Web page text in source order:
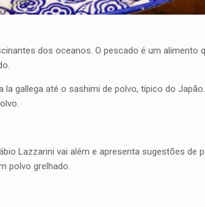
dos oceanos. O pescado é um alimento
gallega até o sashimi de polvo, típico do
Lazzarini vai além e apresenta sugestões de
polvo grelhado.